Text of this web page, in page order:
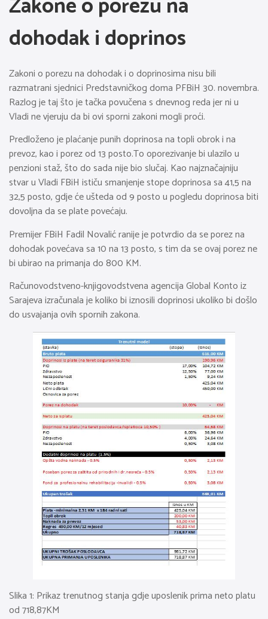
dohodak i doprinos
Zakoni o porezu na dohodak i o doprinosima nisu bili
razmatrani sjednici Predstavničkog doma PFBiH 30. novembra.
Razlog je taj što je tačka povučena s dnevnog reda jer ni u
Vladi ne vjeruju da bi ovi sporni zakoni mogli proći.
Predloženo je plaćanje punih doprinosa na topli obrok i na
prevoz, kao i porez od 13 posto.To oporezivanje bi ulazilo u
penzioni staž, što do sada nije bio slučaj. Kao najznačajniju
stvar u Vladi FBiH ističu smanjenje stope doprinosa sa 41,5 na
32,5 posto, gdje će ušteda od 9 posto u pogledu doprinosa biti
dovoljna da se plate povećaju.
Premijer FBiH Fadil Novalić ranije je potvrdio da se porez na
dohodak povećava sa 10 na 13 posto, s tim da se ovaj porez ne
bi ubirao na primanja do 800 KM.
Računovodstveno-knjigovodstvena agencija Global Konto iz
Sarajeva izračunala je koliko bi iznosili doprinosi ukoliko bi došlo
do usvajanja ovih spornih zakona.
Slika 1: Prikaz trenutnog stanja gdje uposlenik prima neto platu
od 718,87KM